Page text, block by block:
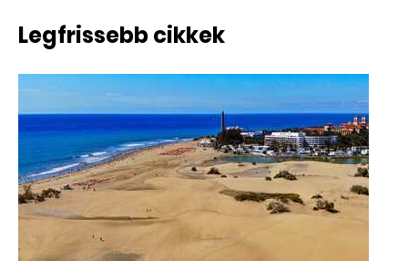
Legfrissebb cikkek